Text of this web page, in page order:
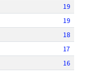
19
19
18
17
16